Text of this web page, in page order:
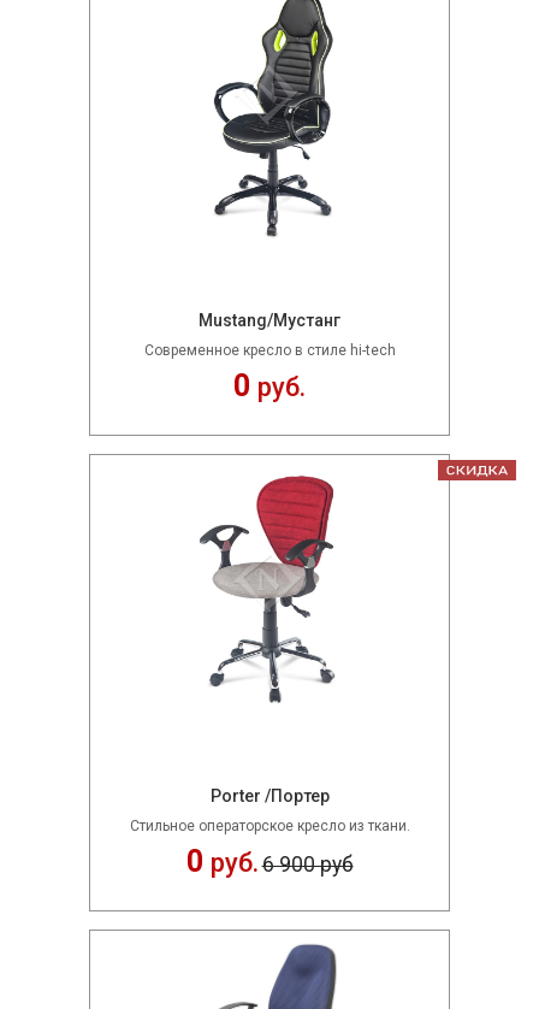
Mustang/Мустанг
Современное кресло в стиле hi-tech
0 руб.
Porter /Портер
Стильное операторское кресло из ткани.
0 руб.6 900 руб